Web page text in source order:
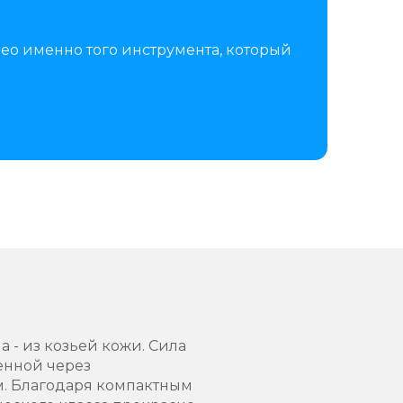
именно того инструмента, который
- из козьей кожи. Сила
через
Благодаря компактным